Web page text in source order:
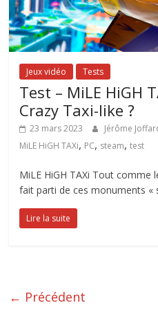
Jeux vidéo Tests
Test – MiLE HiGH
Crazy Taxi-like ?
23 mars 2023 Jérôme
MiLE HiGH TAXi, PC, steam,test
MiLE HiGH TAXi Tout comme
fait parti de ces monuments «
Lire la suite
← Précédent